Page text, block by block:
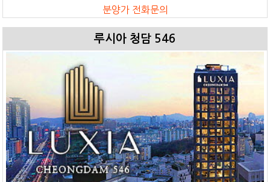
분양가 전화문의
루시아 청담 546